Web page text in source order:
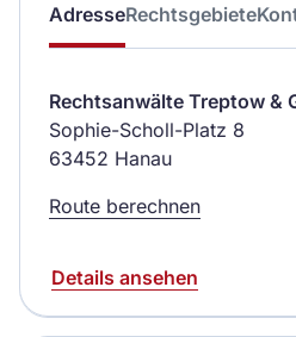
AdresseRechtsgebiete
Rechtsanwälte Treptow &
Sophie-Scholl-Platz 8
63452 Hanau
Route berechnen
Details ansehen